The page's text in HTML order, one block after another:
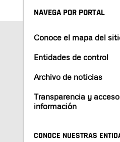
NAVEGA POR PORTAL
Conoce el mapa del
Entidades de control
Archivo de noticias
Transparencia y
información
CONOCE NUESTRAS